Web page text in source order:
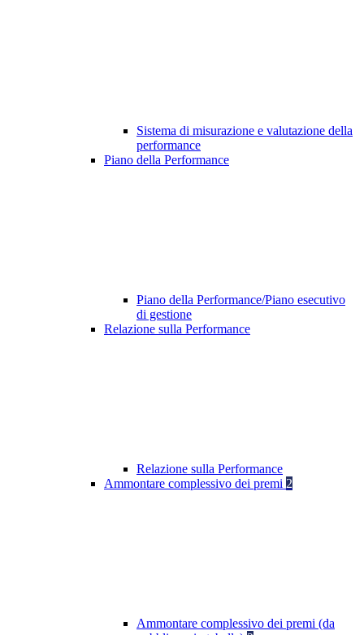
Sistema di misurazione e valutazione della
performance
Piano della Performance
Piano della Performance/Piano esecutivo
di gestione
Relazione sulla Performance
Relazione sulla Performance
Ammontare complessivo dei premi 2
Ammontare complessivo dei premi (da